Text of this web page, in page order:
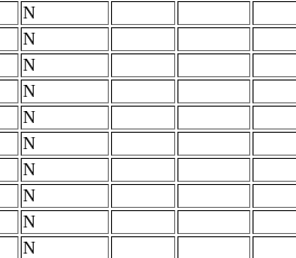
N
N
N
N
N
N
N
N
N
N